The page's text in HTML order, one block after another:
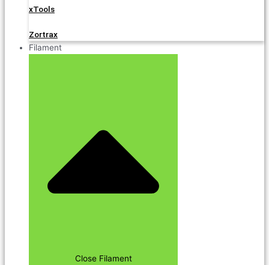
xTools
Zortrax
Filament
Close Filament